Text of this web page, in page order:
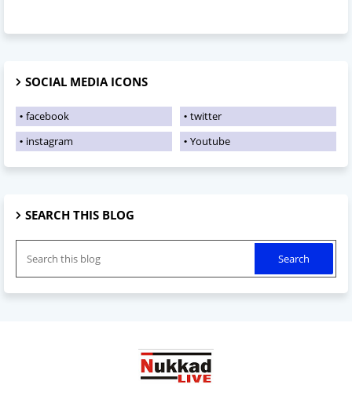
SOCIAL MEDIA ICONS
facebook
twitter
instagram
Youtube
SEARCH THIS BLOG